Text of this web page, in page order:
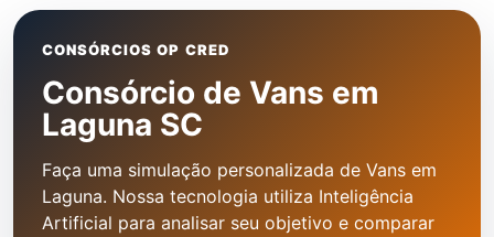
CONSÓRCIOS OP CRED
Consórcio de Vans em
Laguna SC
Faça uma simulação personalizada de Vans em
Laguna. Nossa tecnologia utiliza Inteligência
Artificial para analisar seu objetivo e comparar